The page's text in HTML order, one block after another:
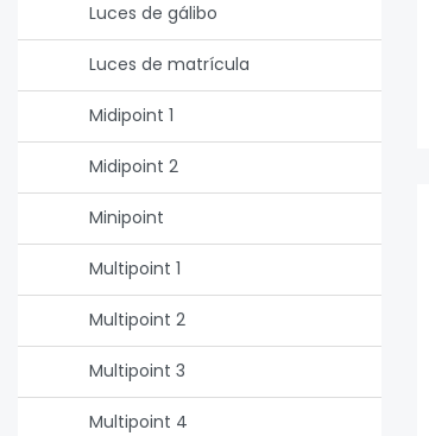
Luces de gálibo
Luces de matrícula
Midipoint 1
Midipoint 2
Minipoint
Multipoint 1
Multipoint 2
Multipoint 3
Multipoint 4